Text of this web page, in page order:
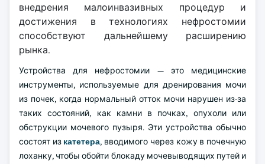
внедрения малоинвазивных процедур и
достижения в технологиях нефростомии
способствуют дальнейшему расширению
рынка.
Устройства для нефростомии — это медицинские
инструменты, используемые для дренирования мочи
из почек, когда нормальный отток мочи нарушен из-за
таких состояний, как камни в почках, опухоли или
обструкции мочевого пузыря. Эти устройства обычно
состоят из катетера, вводимого через кожу в почечную
лоханку, чтобы обойти блокаду мочевыводящих путей и